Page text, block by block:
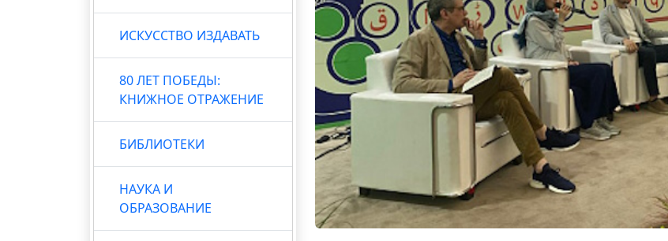
ИСКУССТВО ИЗДАВАТЬ
80 ЛЕТ ПОБЕДЫ:
КНИЖНОЕ ОТРАЖЕНИЕ
БИБЛИОТЕКИ
НАУКА И
ОБРАЗОВАНИЕ